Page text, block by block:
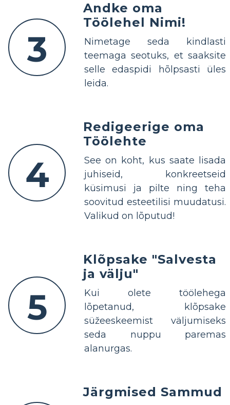
3
Andke oma
Töölehel Nimi!
Nimetage seda kindlasti
teemaga seotuks, et saaksite
selle edaspidi hõlpsasti üles
leida.
4
Redigeerige oma
Töölehte
See on koht, kus saate lisada
juhiseid, konkreetseid
küsimusi ja pilte ning teha
soovitud esteetilisi muudatusi.
Valikud on lõputud!
5
Klõpsake "Salvesta
ja välju"
Kui olete töölehega
lõpetanud, klõpsake
süžeeskeemist väljumiseks
seda nuppu paremas
alanurgas.
Järgmised Sammud